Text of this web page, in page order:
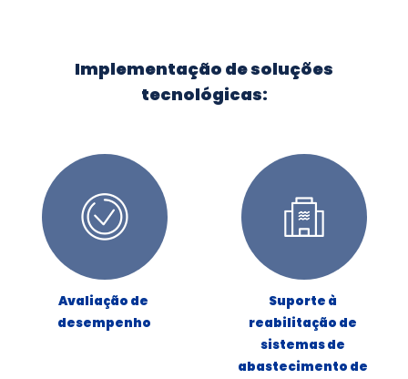
Implementação de soluções
tecnológicas:
Avaliação de
desempenho
Suporte à
reabilitação de
sistemas de
abastecimento de